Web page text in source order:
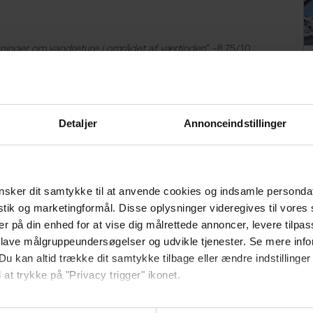
Detaljer Annonceindstillinger
dit samtykke til at anvende cookies og indsamle
og marketingformål. Disse oplysninger videregives til vores
på din enhed for at vise dig målrettede annoncer, levere
målgruppeundersøgelser og udvikle tjenester. Se mere
kan altid trække dit samtykke tilbage eller ændre indstillinger
at trykke på "Privacy trigger" ikonet.
gerne:
om vandreture i området af værtinden” –8,75/10
afsted som vennepar. Dejlig have.
personale, dejlige faciliteter, god service, fantastisk
kommer tilbage til og anbefaler til andre
vandrerhjem. Skønt beliggende ned til åen og tak fordi
ved bestilling og ankomst. Da vi skulle hjem søndag viste
da op det var en skøn oplevelse. Tak for det hele, vi
Mange venlige hilsner fra os 10. Hanne” - 10/10